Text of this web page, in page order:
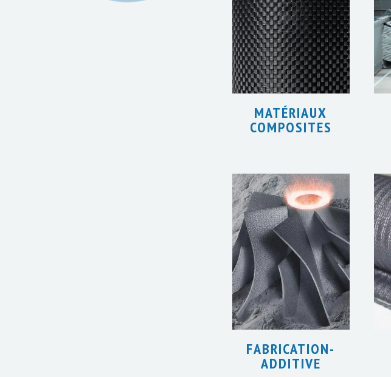
MATÉRIAUX
COMPOSITES
FABRICATION-
ADDITIVE